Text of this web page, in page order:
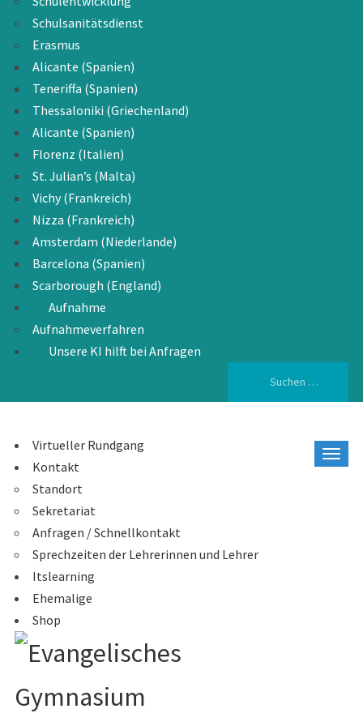
Schulsanitätsdienst
Erasmus
Alicante (Spanien)
Teneriffa (Spanien)
Thessaloniki (Griechenland)
Alicante (Spanien)
Florenz (Italien)
St. Julian’s (Malta)
Vichy (Frankreich)
Nizza (Frankreich)
Amsterdam (Niederlande)
Barcelona (Spanien)
Scarborough (England)
Aufnahme
Aufnahmeverfahren
Unsere KI hilft bei Anfragen
Virtueller Rundgang
Kontakt
Standort
Sekretariat
Anfragen / Schnellkontakt
Sprechzeiten der Lehrerinnen und Lehrer
Itslearning
Ehemalige
Shop